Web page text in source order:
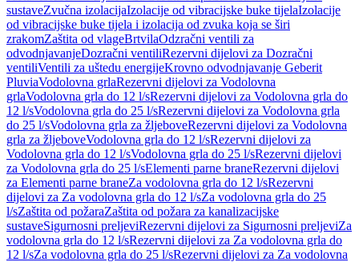
sustaveZvučna izolacijaIzolacije od vibracijske buke tijelaIzolacije
od vibracijske buke tijela i izolacija od zvuka koja se širi
zrakomZaštita od vlageBrtvilaOdzračni ventili za
odvodnjavanjeDozračni ventiliRezervni dijelovi za Dozračni
ventiliVentili za uštedu energijeKrovno odvodnjavanje Geberit
PluviaVodolovna grlaRezervni dijelovi za Vodolovna
grlaVodolovna grla do 12 l/sRezervni dijelovi za Vodolovna grla do
12 l/sVodolovna grla do 25 l/sRezervni dijelovi za Vodolovna grla
do 25 l/sVodolovna grla za žljeboveRezervni dijelovi za Vodolovna
grla za žljeboveVodolovna grla do 12 l/sRezervni dijelovi za
Vodolovna grla do 12 l/sVodolovna grla do 25 l/sRezervni dijelovi
za Vodolovna grla do 25 l/sElementi parne braneRezervni dijelovi
za Elementi parne braneZa vodolovna grla do 12 l/sRezervni
dijelovi za Za vodolovna grla do 12 l/sZa vodolovna grla do 25
l/sZaštita od požaraZaštita od požara za kanalizacijske
sustaveSigurnosni preljeviRezervni dijelovi za Sigurnosni preljeviZa
vodolovna grla do 12 l/sRezervni dijelovi za Za vodolovna grla do
12 l/sZa vodolovna grla do 25 l/sRezervni dijelovi za Za vodolovna